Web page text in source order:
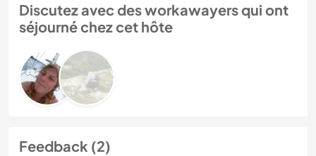
Discutez avec des workawayers qui ont
séjourné chez cet hôte
Feedback (2)